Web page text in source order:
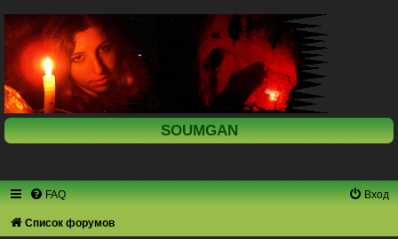
SOUMGAN
FAQ Вход
Список форумов